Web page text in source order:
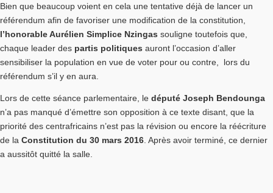
Bien que beaucoup voient en cela une tentative déjà de lancer un
référendum afin de favoriser une modification de la constitution,
l’honorable Aurélien Simplice Nzingas souligne toutefois que,
chaque leader des partis politiques auront l’occasion d’aller
sensibiliser la population en vue de voter pour ou contre, lors du
référendum s’il y en aura.
Lors de cette séance parlementaire, le député Joseph Bendounga
n’a pas manqué d’émettre son opposition à ce texte disant, que la
priorité des centrafricains n’est pas la révision ou encore la réécriture
de la Constitution du 30 mars 2016 . Après avoir terminé, ce dernier
a aussitôt quitté la salle.